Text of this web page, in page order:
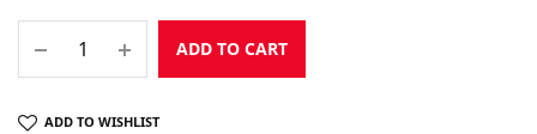
ADD TO CART
ADD TO WISHLIST